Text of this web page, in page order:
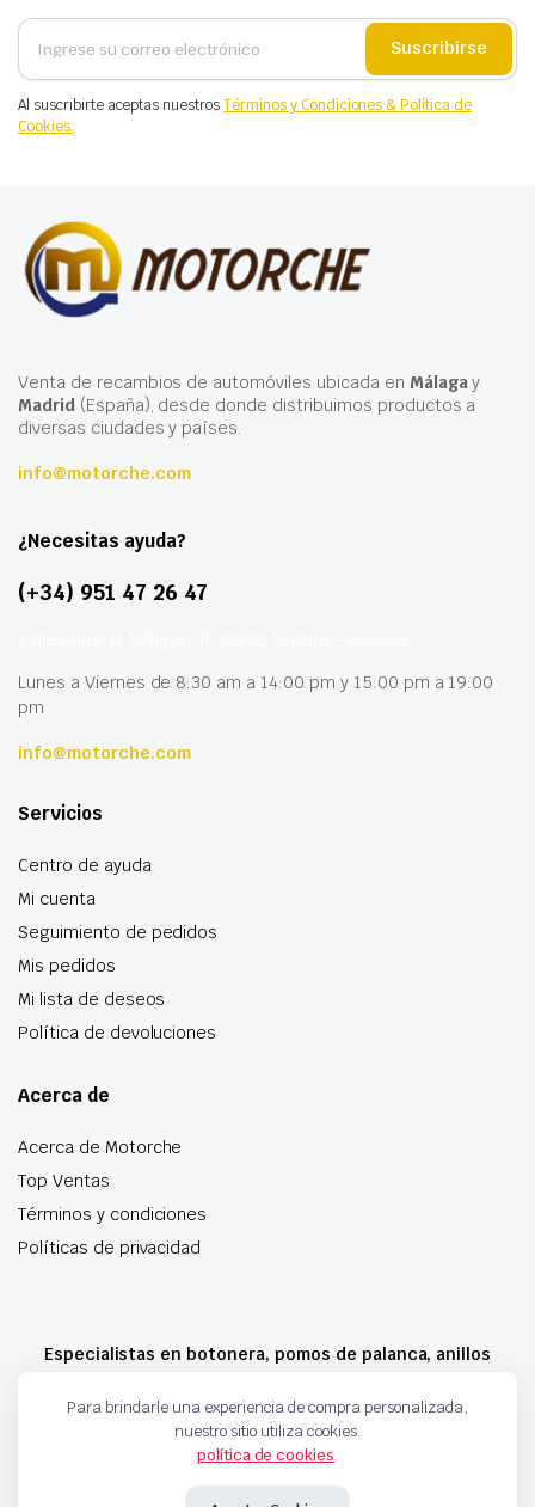
Suscribirse
Al suscribirte aceptas nuestrosTérminos y Condiciones & Política de
Cookies.
Venta de recambios de automóviles ubicada en Málagay
Madrid(España), desde donde distribuimos productos a
diversas ciudades y países.
info@motorche.com
¿Necesitas ayuda?
(+34) 951 47 26 47
Lunes a Viernes de 8:30 am a 14:00 pm y 15:00 pm a 19:00
pm
info@motorche.com
Servicios
Centro de ayuda
Mi cuenta
Seguimiento de pedidos
Mis pedidos
Mi lista de deseos
Política de devoluciones
Acerca de
Acerca de Motorche
Top Ventas
Términos y condiciones
Políticas de privacidad
Especialistas en botonera, pomos de palanca, anillos
Copyright 2024 © Motorche Autoparts. Todos los derechos reservados
Para brindarle una experiencia de compra personalizada,
nuestro sitio utiliza cookies.
política de cookies.